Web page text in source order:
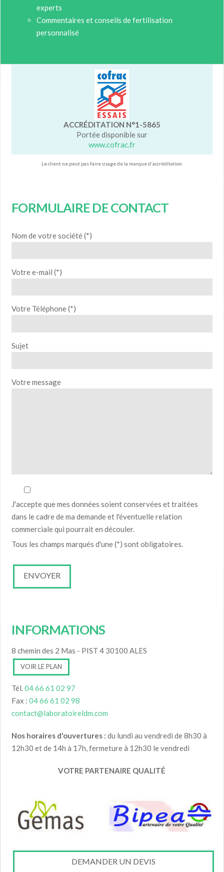
experts
Commentaires et conseils de fertilisation
personnalisé
ACCRÉDITATION N°1-5865
Portée disponible sur
www.cofrac.fr
Le client ne peut pas faire usage de la marque d'accréditation
FORMULAIRE DE CONTACT
Nom de votre société (*)
Votre e-mail (*)
Votre Téléphone (*)
Sujet
Votre message
J'accepte que mes données soient conservées et traitées
dans le cadre de ma demande et l'éventuelle relation
commerciale qui pourrait en découler.
Tous les champs marqués d'une (*) sont obligatoires.
INFORMATIONS
8 chemin des 2 Mas - PIST 4 30100 ALES
VOIR LE PLAN
Tél.04 66 61 02 97
Fax :04 66 61 02 98
contact@laboratoireldm.com
Nos horaires d'ouvertures : du lundi au vendredi de 8h30 à
12h30 et de 14h à 17h, fermeture à 12h30 le vendredi
VOTRE PARTENAIRE QUALITÉ
DEMANDER UN DEVIS